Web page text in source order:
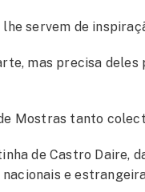
servem de
mas precisa
Mostras tanto
de Castro Daire,
e